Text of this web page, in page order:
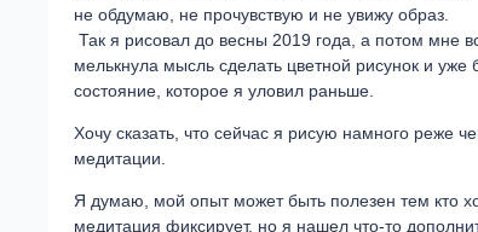
не обдумаю, не прочувствую и не увижу образ.
Так я рисовал до весны 2019 года, а потом мне
мелькнула мысль сделать цветной рисунок и уже
состояние, которое я уловил раньше.
Хочу сказать, что сейчас я рисую намного реже
медитации.
Я думаю, мой опыт может быть полезен тем кто
медитация фиксирует, но я нашел что-то